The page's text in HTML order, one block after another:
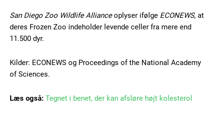
Gratis / forever
Etiam est nibh, lobortis sit
Ut mollis pellentesque tortor
Donec quis est ac felis
San Diego Zoo Wildlife Allianceoplyser ifølge ECONEWS, at
deres Frozen Zoo indeholder levende celler fra mere end
11.500 dyr.
Kilder: ECONEWS og Proceedings of the National Academy
of Sciences.
Læs også: Tegnet i benet, der kan afsløre højt kolesterol